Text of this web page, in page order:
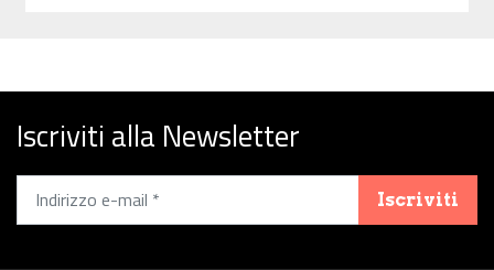
Iscriviti alla Newsletter
Iscriviti